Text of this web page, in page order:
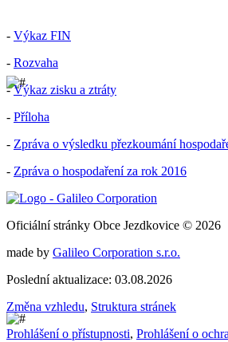
- Výkaz FIN
- Rozvaha
-Výkaz zisku a ztráty
- Příloha
- Zpráva o výsledku přezkoumání
- Zpráva o hospodaření za rok 2016
Oficiální stránky Obce Jezdkovice © 2026
made by Galileo Corporation s.r.o.
Poslední aktualizace: 03.08.2026
Změna vzhledu, Struktura stránek
Prohlášení o přístupnosti, Prohlášení o